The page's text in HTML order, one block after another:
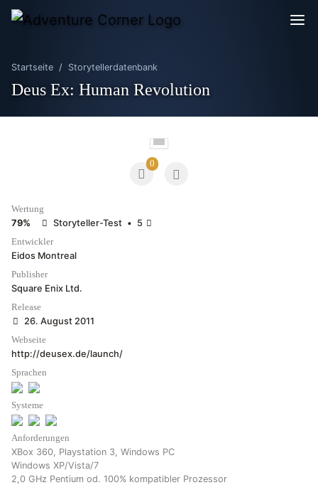
Startseite Storytellerdatenbank
Deus Ex: Human Revolution
0
Wertung
79% Storyteller-Test • 5
Entwickler
Eidos Montreal
Publisher
Square Enix Ltd.
Release
26. August 2011
Webseite
http://deusex.de/launch/
Sprachen
Systeme
Anforderungen
XBox 360, Playstation 3, Windows PC
Windows XP/Vista/7
2,0 GHz Pentium od. 100% kompatibler Prozessor